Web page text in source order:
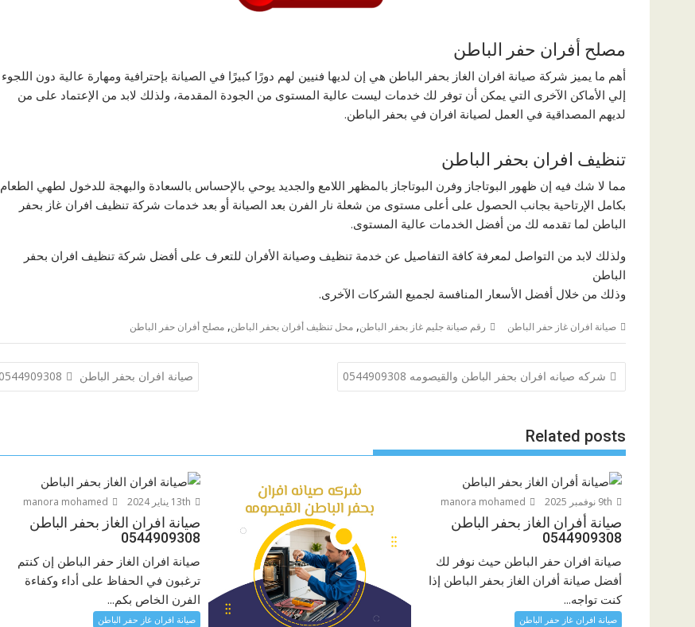
مصلح أفران حفر الباطن
أهم ما يميز شركة صيانة افران الغاز بحفر الباطن هي إن لديها فنيين لهم دورًا كبيرًا في الصيانة بإحترافية ومهارة عالية دون اللجوء
إلي الأماكن الآخرى التي يمكن أن توفر لك خدمات ليست عالية المستوى من الجودة المقدمة، ولذلك لابد من الإعتماد على من
لديهم المصداقية في العمل لصيانة افران في بحفر الباطن.
تنظيف افران بحفر الباطن
مما لا شك فيه إن ظهور البوتاجاز وفرن البوتاجاز بالمظهر اللامع والجديد يوحي بالإحساس بالسعادة والبهجة للدخول لطهي الطعام
بكامل الإرتاحية بجانب الحصول على أعلى مستوى من شعلة نار الفرن بعد الصيانة أو بعد خدمات شركة تنظيف افران غاز بحفر
الباطن لما تقدمه لك من أفضل الخدمات عالية المستوى.
ولذلك لابد من التواصل لمعرفة كافة التفاصيل عن خدمة تنظيف وصيانة الأفران للتعرف على أفضل شركة تنظيف افران بحفر
الباطن
وذلك من خلال أفضل الأسعار المنافسة لجميع الشركات الآخرى.
صيانة افران غاز حفر الباطن رقم صيانة جليم غاز بحفر الباطن, محل تنظيف أفران بحفر الباطن, مصلح أفران حفر الباطن
تصفّح
المقالات
شركه صيانه افران بحفر الباطن والقيصومه 0544909308 صيانة افران بحفر الباطن 0544909308
Related posts
صيانة أفران الغاز بحفر الباطن
0544909308
صيانة افران حفر الباطن حيث نوفر لك
أفضل صيانة أفران الغاز بحفر الباطن إذا
كنت تواجه...
صيانة افران غاز حفر الباطن
صيانة افران الغاز بحفر الباطن
0544909308
صيانة افران الغاز حفر الباطن إن كنتم
ترغبون في الحفاظ على أداء وكفاءة
الفرن الخاص بكم...
صيانة افران غاز حفر الباطن